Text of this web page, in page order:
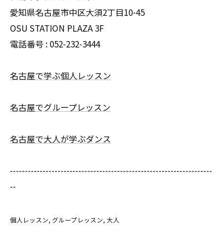
愛知県名古屋市中区大須2丁目10-45
OSU STATION PLAZA 3F
電話番号 : 052-232-3444
名古屋で学ぶ個人レッスン
名古屋でグループレッスン
名古屋で大人が学ぶダンス
--------------------------------------------------------------------
--
個人レッスン グループレッスン 大人